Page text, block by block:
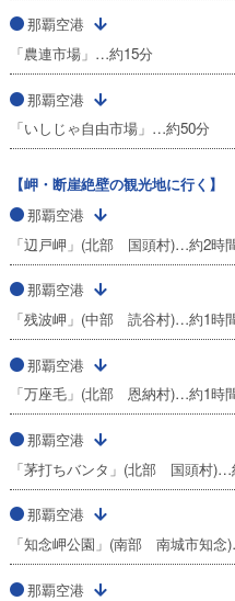
那覇空港
「農連市場」…約15分
那覇空港
「いしじゃ自由市場」…約50分
【岬・断崖絶壁の観光地に行く】
那覇空港
「辺戸岬」(北部 国頭村)…約2時
那覇空港
「残波岬」(中部 読谷村)…約1時
那覇空港
「万座毛」(北部 恩納村)…約1時
那覇空港
「茅打ちバンタ」(北部 国頭村)…
那覇空港
「知念岬公園」(南部 南城市知念
那覇空港